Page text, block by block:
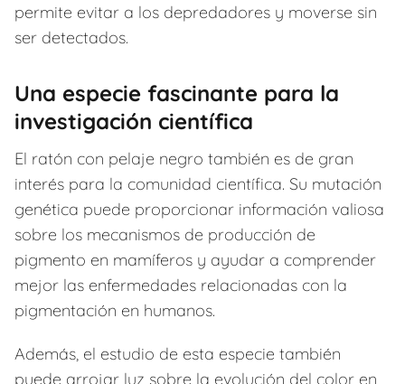
permite evitar a los depredadores y moverse sin
ser detectados.
Una especie fascinante para la
investigación científica
El ratón con pelaje negro también es de gran
interés para la comunidad científica. Su mutación
genética puede proporcionar información valiosa
sobre los mecanismos de producción de
pigmento en mamíferos y ayudar a comprender
mejor las enfermedades relacionadas con la
pigmentación en humanos.
Además, el estudio de esta especie también
puede arrojar luz sobre la evolución del color en